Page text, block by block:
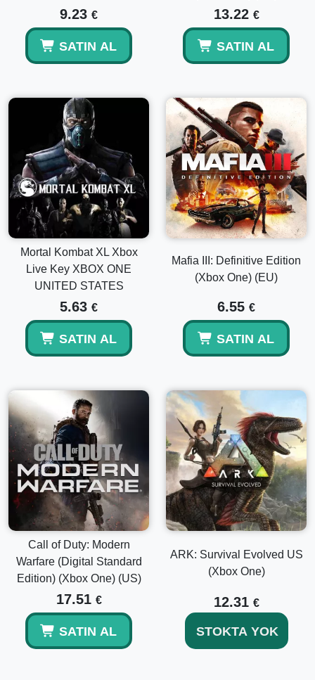
9.23 €
SATIN AL
13.22 €
SATIN AL
Mortal Kombat XL Xbox
Live Key XBOX ONE
UNITED STATES
5.63 €
SATIN AL
Mafia III: Definitive Edition
(Xbox One) (EU)
6.55 €
SATIN AL
Call of Duty: Modern
Warfare (Digital Standard
Edition) (Xbox One) (US)
17.51 €
SATIN AL
ARK: Survival Evolved US
(Xbox One)
12.31 €
STOKTA YOK